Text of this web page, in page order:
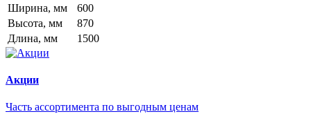
Ширина, мм
600
Высота, мм
870
Длина, мм
1500
Акции
Часть ассортимента по выгодным ценам